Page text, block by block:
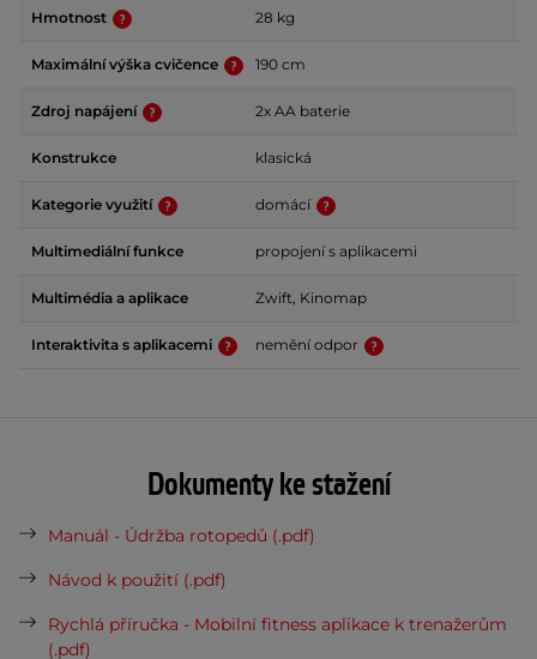
Hmotnost 28 kg
Maximální výška cvičence 190 cm
Zdroj napájení 2x AA baterie
Konstrukce klasická
Kategorie využití domácí
Multimediální funkce propojení s aplikacemi
Multimédia a aplikace Zwift, Kinomap
Interaktivita s aplikacemi nemění odpor
Dokumenty ke stažení
Manuál - Údržba rotopedů (.pdf)
Návod k použití (.pdf)
Rychlá příručka - Mobilní fitness aplikace k trenažerům
(.pdf)